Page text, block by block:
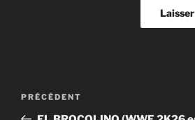
Navigation
Article
précédent
PRÉCÉDENT